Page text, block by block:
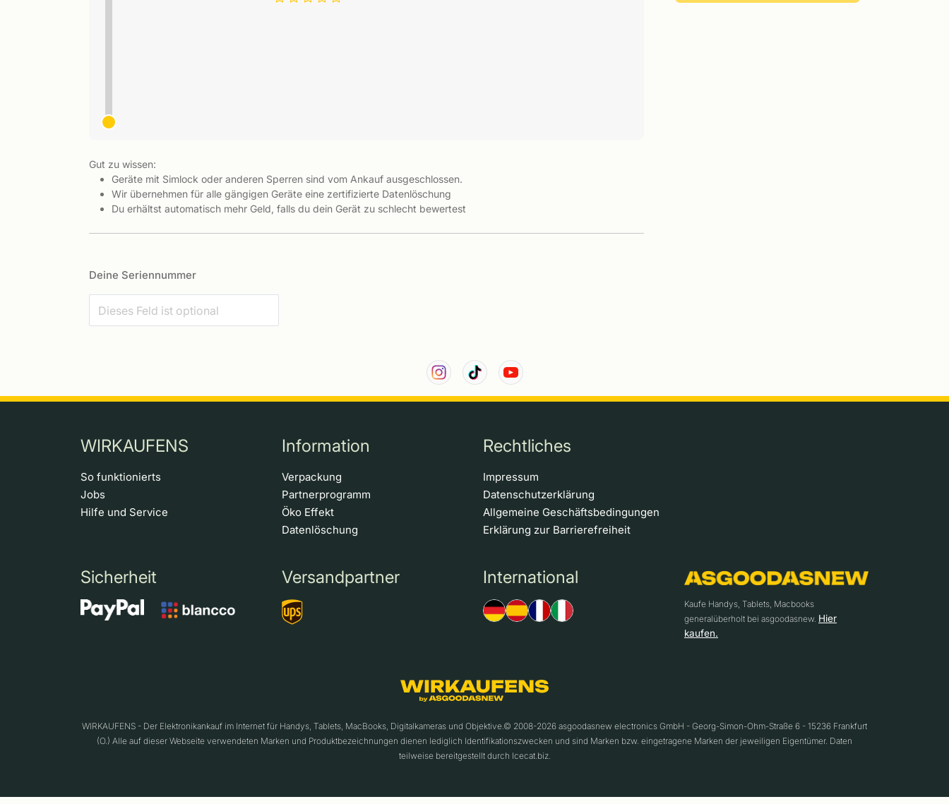
Gut zu wissen:
Geräte mit Simlock oder anderen Sperren sind vom Ankauf ausgeschlossen.
Wir übernehmen für alle gängigen Geräte eine zertifizierte Datenlöschung
Du erhältst automatisch mehr Geld, falls du dein Gerät zu schlecht bewertest
Deine Seriennummer
WIRKAUFENS
So funktionierts
Jobs
Hilfe und Service
Information
Verpackung
Partnerprogramm
Öko Effekt
Datenlöschung
Rechtliches
Impressum
Datenschutzerklärung
Allgemeine Geschäftsbedingungen
Erklärung zur Barrierefreiheit
Sicherheit Versandpartner International
Kaufe Handys, Tablets, Macbooks
generalüberholt bei asgoodasnew. Hier
kaufen.
WIRKAUFENS - Der Elektronikankauf im Internet für Handys, Tablets, MacBooks, Digitalkameras und Objektive.© 2008-2026 asgoodasnew electronics GmbH - Georg-Simon-Ohm-Straße 6 - 15236 Frankfurt
(O.) Alle auf dieser Webseite verwendeten Marken und Produktbezeichnungen dienen lediglich Identifikationszwecken und sind Marken bzw. eingetragene Marken der jeweiligen Eigentümer. Daten
teilweise bereitgestellt durch Icecat.biz.